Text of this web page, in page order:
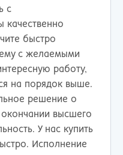
с
качественно
быстро
с желаемыми
работу,
на порядок выше.
решение о
окончании высшего
У нас купить
Исполнение